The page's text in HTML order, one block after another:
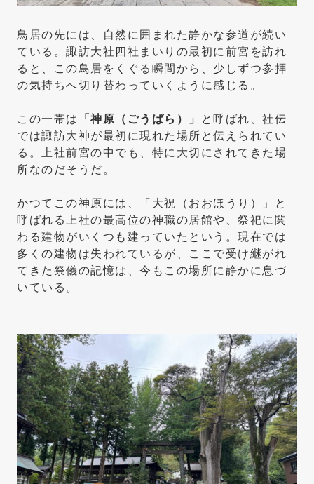
鳥居の先には、自然に囲まれた静かな参道が続い
ている。諏訪大社四社まいりの最初に前宮を訪れ
ると、この鳥居をくぐる瞬間から、少しずつ参拝
の気持ちへ切り替わっていくように感じる。
この一帯は 「神原（ごうばら）」
と呼ばれ、社伝
では諏訪大神が最初に現れた場所と伝えられてい
る。上社前宮の中でも、特に大切にされてきた場
所なのだそうだ。
かつてこの神原には、「大祝（おおほうり）」と
呼ばれる上社の最高位の神職の居館や、祭祀に関
わる建物がいくつも建っていたという。現在では
多くの建物は失われているが、ここで受け継がれ
てきた祭儀の記憶は、今もこの場所に静かに息づ
いている。